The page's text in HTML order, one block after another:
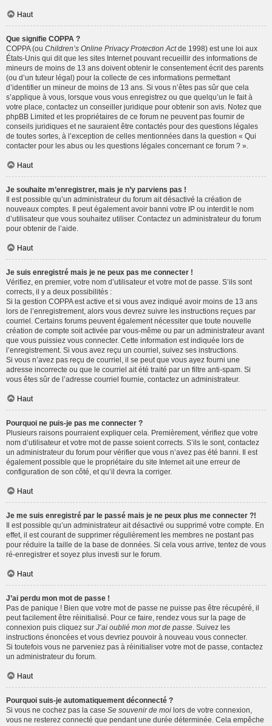
Haut
Que signifie COPPA ?
COPPA (ou Children’s Online Privacy Protection Actde 1998) est une loi aux
États-Unis qui dit que les sites Internet pouvant recueillir des informations de
mineurs de moins de 13 ans doivent obtenir le consentement écrit des parents
(ou d’un tuteur légal) pour la collecte de ces informations permettant
d’identifier un mineur de moins de 13 ans. Si vous n’êtes pas sûr que cela
s’applique à vous, lorsque vous vous enregistrez ou que quelqu’un le fait à
votre place, contactez un conseiller juridique pour obtenir son avis. Notez que
phpBB Limited et les propriétaires de ce forum ne peuvent pas fournir de
conseils juridiques et ne sauraient être contactés pour des questions légales
de toutes sortes, à l’exception de celles mentionnées dans la question « Qui
contacter pour les abus ou les questions légales concernant ce forum ? ».
Haut
Je souhaite m’enregistrer, mais je n’y parviens pas !
Il est possible qu’un administrateur du forum ait désactivé la création de
nouveaux comptes. Il peut également avoir banni votre IP ou interdit le nom
d’utilisateur que vous souhaitez utiliser. Contactez un administrateur du forum
pour obtenir de l’aide.
Haut
Je suis enregistré mais je ne peux pas me connecter !
Vérifiez, en premier, votre nom d’utilisateur et votre mot de passe. S’ils sont
corrects, il y a deux possibilités :
Si la gestion COPPA est active et si vous avez indiqué avoir moins de 13 ans
lors de l’enregistrement, alors vous devrez suivre les instructions reçues par
courriel. Certains forums peuvent également nécessiter que toute nouvelle
création de compte soit activée par vous-même ou par un administrateur avant
que vous puissiez vous connecter. Cette information est indiquée lors de
l’enregistrement. Si vous avez reçu un courriel, suivez ses instructions.
Si vous n’avez pas reçu de courriel, il se peut que vous ayez fourni une
adresse incorrecte ou que le courriel ait été traité par un filtre anti-spam. Si
vous êtes sûr de l’adresse courriel fournie, contactez un administrateur.
Haut
Pourquoi ne puis-je pas me connecter ?
Plusieurs raisons pourraient expliquer cela. Premièrement, vérifiez que votre
nom d’utilisateur et votre mot de passe soient corrects. S’ils le sont, contactez
un administrateur du forum pour vérifier que vous n’avez pas été banni. Il est
également possible que le propriétaire du site Internet ait une erreur de
configuration de son côté, et qu’il devra la corriger.
Haut
Je me suis enregistré par le passé mais je ne peux plus me connecter ?!
Il est possible qu’un administrateur ait désactivé ou supprimé votre compte. En
effet, il est courant de supprimer régulièrement les membres ne postant pas
pour réduire la taille de la base de données. Si cela vous arrive, tentez de vous
ré-enregistrer et soyez plus investi sur le forum.
Haut
J’ai perdu mon mot de passe !
Pas de panique ! Bien que votre mot de passe ne puisse pas être récupéré, il
peut facilement être réinitialisé. Pour ce faire, rendez vous sur la page de
connexion puis cliquez sur J’ai oublié mon mot de passe . Suivez les
instructions énoncées et vous devriez pouvoir à nouveau vous connecter.
Si toutefois vous ne parveniez pas à réinitialiser votre mot de passe, contactez
un administrateur du forum.
Haut
Pourquoi suis-je automatiquement déconnecté ?
Si vous ne cochez pas la case Se souvenir de moi lors de votre connexion,
vous ne resterez connecté que pendant une durée déterminée. Cela empêche